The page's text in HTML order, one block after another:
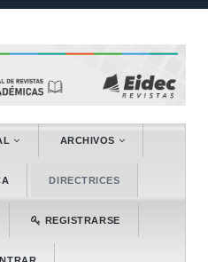
ARCHIVOS
DIRECTRICES
REGISTRARSE